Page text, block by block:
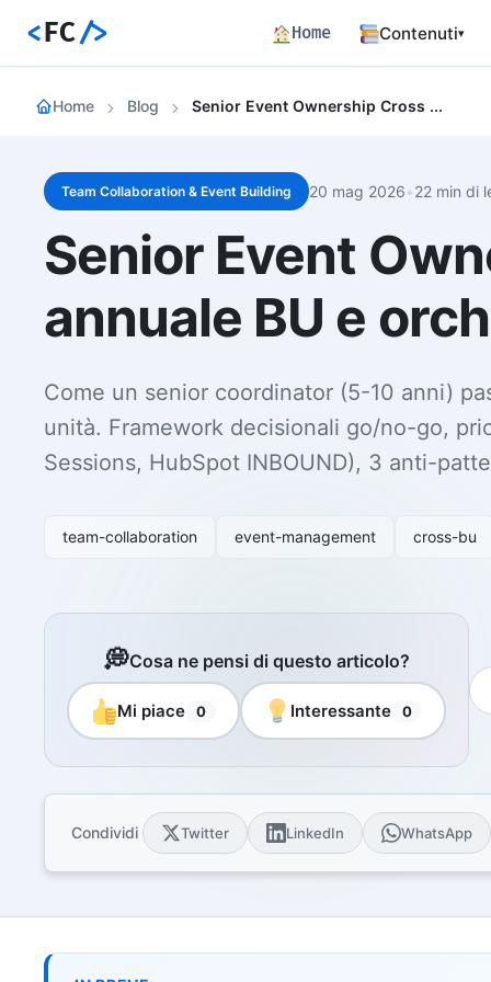
<FC/> Home Contenuti▾
Architettura
Hub dei
Articoli
772 articoli
Percorsi
Event
Career
skill
Risorse
Ebook
Knowledge
Università
17 atenei IT
UniAppunti
10 serie
Arcade
Quiz
Home Blog Senior Event Ownership Cross Bu Portfolio
Team Collaboration & Event Building 20 mag 2026•22 min di
Senior Event
annuale BU e
Come un senior coordinator (5-10 anni)
unità. Framework decisionali go/no-go,
Sessions, HubSpot INBOUND), 3 anti-
team-collaboration event-management cross-bu
💭Cosa ne pensi di questo articolo?
Mi piace 0 Interessante 0
Condividi Twitter LinkedIn WhatsApp